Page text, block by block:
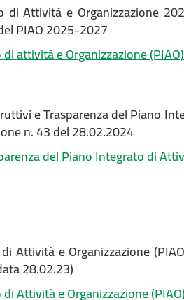
di Attività e Organizzazione
PIAO 2025-2027
attività e Organizzazione
e Trasparenza del Piano
n. 43 del 28.02.2024
del Piano Integrato di
Attività e Organizzazione
28.02.23)
Attività e Organizzazione